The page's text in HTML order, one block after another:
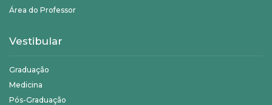
Área do Professor
Vestibular
Graduação
Medicina
Pós-Graduação